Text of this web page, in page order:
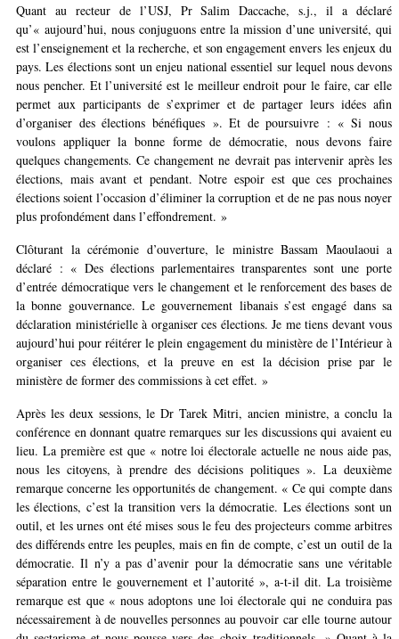
Quant au recteur de l’USJ, Pr Salim Daccache, s.j., il a déclaré
qu’« aujourd’hui, nous conjuguons entre la mission d’une université, qui
est l’enseignement et la recherche, et son engagement envers les enjeux du
pays. Les élections sont un enjeu national essentiel sur lequel nous devons
nous pencher. Et l’université est le meilleur endroit pour le faire, car elle
permet aux participants de s’exprimer et de partager leurs idées afin
d’organiser des élections bénéfiques ». Et de poursuivre : « Si nous
voulons appliquer la bonne forme de démocratie, nous devons faire
quelques changements. Ce changement ne devrait pas intervenir après les
élections, mais avant et pendant. Notre espoir est que ces prochaines
élections soient l’occasion d’éliminer la corruption et de ne pas nous noyer
plus profondément dans l’effondrement. »
Clôturant la cérémonie d’ouverture, le ministre Bassam Maoulaoui a
déclaré : « Des élections parlementaires transparentes sont une porte
d’entrée démocratique vers le changement et le renforcement des bases de
la bonne gouvernance. Le gouvernement libanais s’est engagé dans sa
déclaration ministérielle à organiser ces élections. Je me tiens devant vous
aujourd’hui pour réitérer le plein engagement du ministère de l’Intérieur à
organiser ces élections, et la preuve en est la décision prise par le
ministère de former des commissions à cet effet. »
Après les deux sessions, le Dr Tarek Mitri, ancien ministre, a conclu la
conférence en donnant quatre remarques sur les discussions qui avaient eu
lieu. La première est que « notre loi électorale actuelle ne nous aide pas,
nous les citoyens, à prendre des décisions politiques ». La deuxième
remarque concerne les opportunités de changement. « Ce qui compte dans
les élections, c’est la transition vers la démocratie. Les élections sont un
outil, et les urnes ont été mises sous le feu des projecteurs comme arbitres
des différends entre les peuples, mais en fin de compte, c’est un outil de la
démocratie. Il n’y a pas d’avenir pour la démocratie sans une véritable
séparation entre le gouvernement et l’autorité », a-t-il dit. La troisième
remarque est que « nous adoptons une loi électorale qui ne conduira pas
nécessairement à de nouvelles personnes au pouvoir car elle tourne autour